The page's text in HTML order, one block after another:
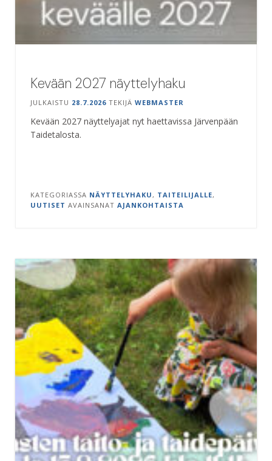
Kevään 2027 näyttelyhaku
JULKAISTU 28.7.2026 TEKIJÄ WEBMASTER
Kevään 2027 näyttelyajat nyt haettavissa Järvenpään
Taidetalosta.
KATEGORIASSA NÄYTTELYHAKU , TAITEILIJALLE,
UUTISET AVAINSANAT AJANKOHTAISTA